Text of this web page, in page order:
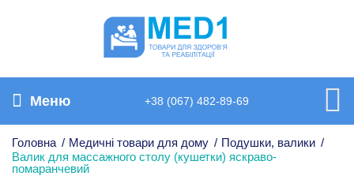
Меню +38 (067) 482-89-69
Головна / Медичні товари для дому / Подушки, валики /
Валик для массажного столу (кушетки) яскраво-
помаранчевий